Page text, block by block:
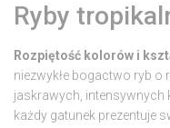
Ryby
Rozpiętość kolorów i
niezwykłe bogactwo ryb o
jaskrawych, intensywnych
każdy gatunek prezentuje